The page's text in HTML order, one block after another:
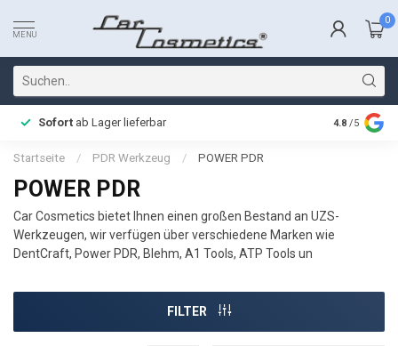
MENU
0
Sofort ab Lager lieferbar Schnelle
4.8 /5
Startseite / PDR Werkzeug / POWER PDR
POWER PDR
Car Cosmetics bietet Ihnen einen großen Bestand an UZS-
Werkzeugen, wir verfügen über verschiedene Marken wie
DentCraft, Power PDR, Blehm, A1 Tools, ATP Tools un
FILTER